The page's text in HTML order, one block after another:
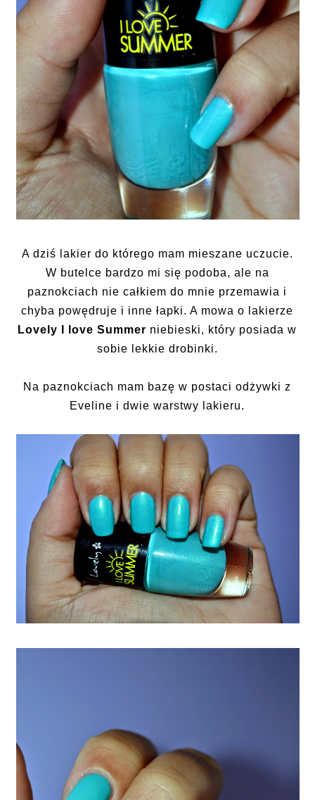
A dziś lakier do którego mam mieszane uczucie.
W butelce bardzo mi się podoba, ale na
paznokciach nie całkiem do mnie przemawia i
chyba powędruje i inne łapki. A mowa o lakierze
Lovely I love Summer niebieski, który posiada w
sobie lekkie drobinki.
Na paznokciach mam bazę w postaci odżywki z
Eveline i dwie warstwy lakieru.